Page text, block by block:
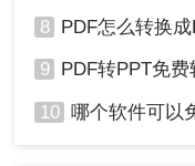
8 PDF怎么转换成PPT
9 PDF转PPT免费转换5
10 哪个软件可以免费